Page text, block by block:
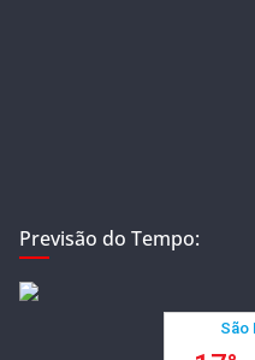
Previsão do Tempo: